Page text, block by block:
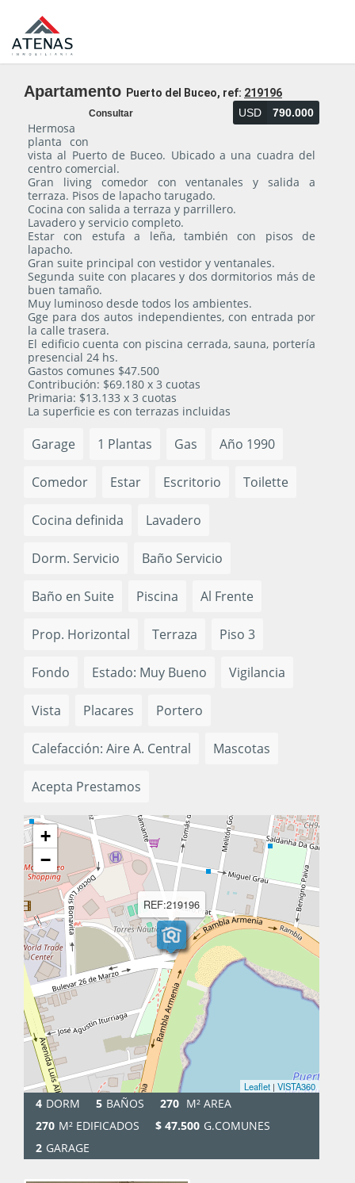
Apartamento Puerto del Buceo, ref: 219196
Consultar USD 790.000
Hermosa
planta con
vista al Puerto de Buceo. Ubicado a una cuadra del
centro comercial.
Gran living comedor con ventanales y salida a
terraza. Pisos de lapacho tarugado.
Cocina con salida a terraza y parrillero.
Lavadero y servicio completo.
Estar con estufa a leña, también con pisos de
lapacho.
Gran suite principal con vestidor y ventanales.
Segunda suite con placares y dos dormitorios más de
buen tamaño.
Muy luminoso desde todos los ambientes.
Gge para dos autos independientes, con entrada por
la calle trasera.
El edificio cuenta con piscina cerrada, sauna, portería
presencial 24 hs.
Gastos comunes $47.500
Contribución: $69.180 x 3 cuotas
Primaria: $13.133 x 3 cuotas
La superficie es con terrazas incluidas
Garage 1 Plantas Gas Año 1990
Comedor Estar Escritorio Toilette
Cocina definida Lavadero
Dorm. Servicio Baño Servicio
Baño en Suite Piscina Al Frente
Prop. Horizontal Terraza Piso 3
Fondo Estado: Muy Bueno Vigilancia
Vista Placares Portero
Calefacción: Aire A. Central Mascotas
Acepta Prestamos
REF:219196
+
−
Leaflet | VISTA360
4 DORM 5 BAÑOS 270 M² AREA
270 M² EDIFICADOS $ 47.500 G.COMUNES
2 GARAGE